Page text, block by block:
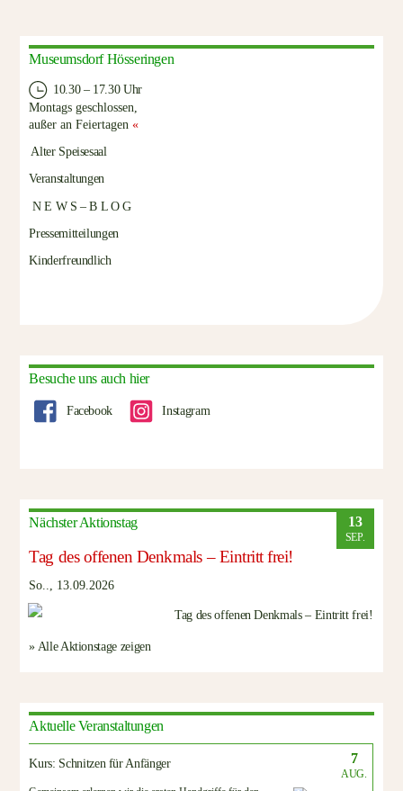
Museumsdorf Hösseringen
10.30 – 17.30 Uhr
Montags geschlossen,
außer an Feiertagen«
Alter Speisesaal
Veranstaltungen
N E W S – B L O G
Pressemitteilungen
Kinderfreundlich
Besuche uns auch hier
Facebook Instagram
Nächster Aktionstag 13
SEP.
Tag des offenen Denkmals – Eintritt frei!
So.., 13.09.2026
» Alle Aktionstage zeigen
Aktuelle Veranstaltungen
Kurs: Schnitzen für Anfänger 7
AUG.